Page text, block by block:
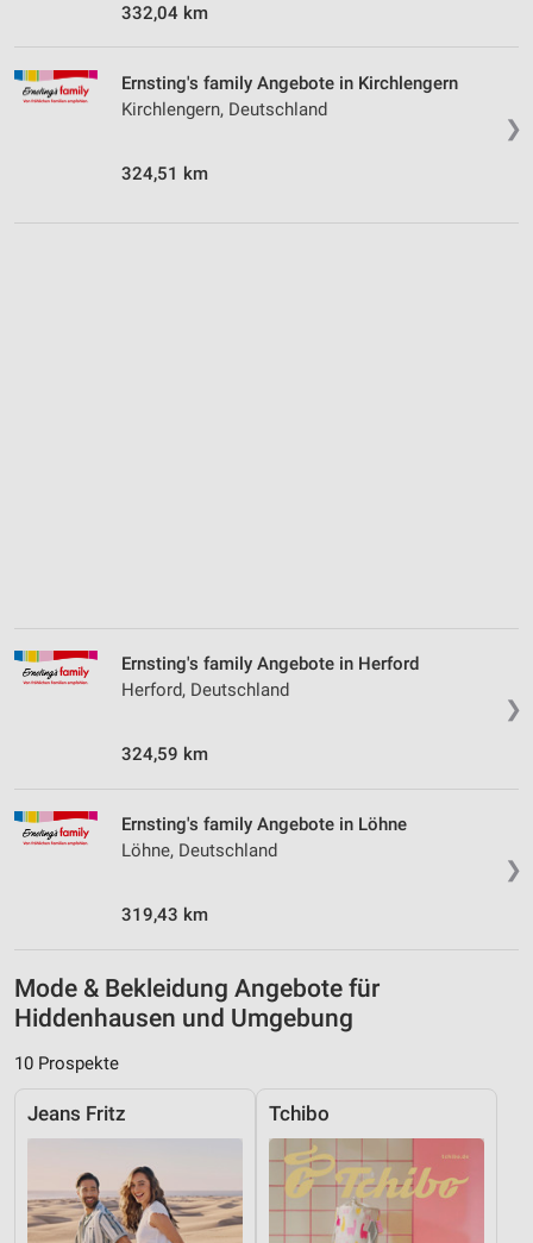
332,04 km
❯
Ernsting's family Angebote in Kirchlengern
Kirchlengern, Deutschland
324,51 km
❯
Ernsting's family Angebote in Herford
Herford, Deutschland
324,59 km
❯
Ernsting's family Angebote in Löhne
Löhne, Deutschland
319,43 km
Mode & Bekleidung Angebote für
Hiddenhausen und Umgebung
10 Prospekte
Jeans Fritz Tchibo